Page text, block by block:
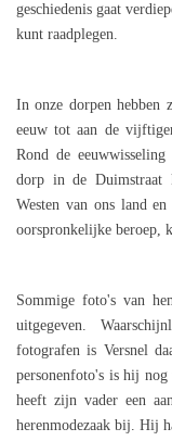
geschiedenis gaat
kunt raadplegen.
In onze dorpen hebben
eeuw tot aan de
Rond de
dorp in de Duimstraat
Westen van ons land
oorspronkelijke beroep,
Sommige foto's van
uitgegeven.
fotografen is Versnel
personenfoto's is hij nog
heeft zijn vader een
herenmodezaak bij. Hij